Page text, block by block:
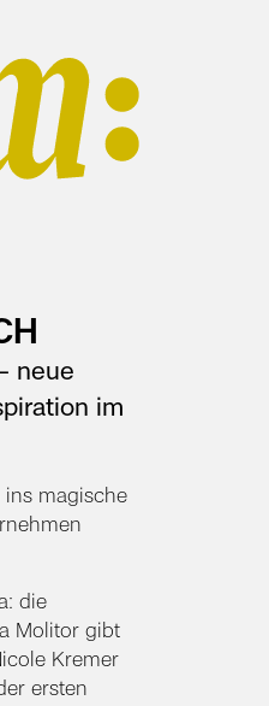
neue
im
ins magische
die
Molitor gibt
Kremer
ersten